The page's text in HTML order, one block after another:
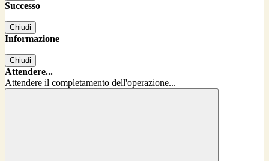
Successo
Chiudi
Informazione
Chiudi
Attendere...
Attendere il completamento dell'operazione...